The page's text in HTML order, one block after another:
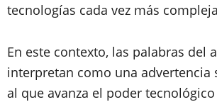
tecnologías cada vez más
En este contexto, las palabras del
interpretan como una advertencia
al que avanza el poder